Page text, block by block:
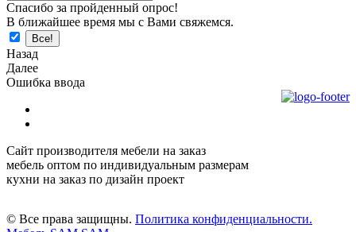
Спасибо за пройденный опрос!
В ближайшее время мы с Вами свяжемся.
Назад
Далее
Ошибка ввода
Сайт производителя мебели на заказ
мебель оптом по индивидуальным размерам
кухни на заказ по дизайн проект
© Все права защищны. Политика конфиденциальности.